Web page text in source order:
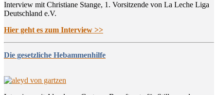
Interview mit Christiane Stange, 1. Vorsitzende von La Leche Liga
Deutschland e.V.
Hier geht es zum Interview >>
Die gesetzliche Hebammenhilfe